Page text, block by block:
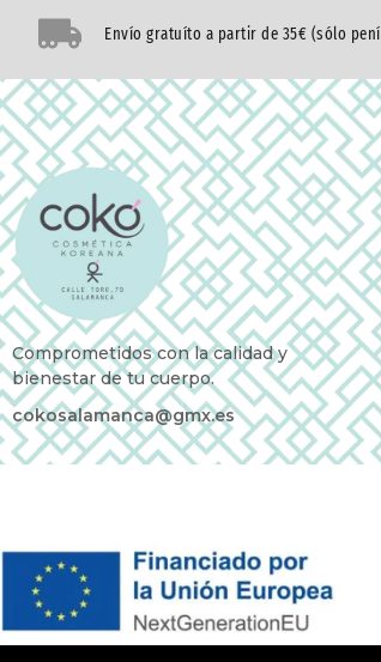
Envío gratuíto a partir de 35€ (sólo
Comprometidos con la calidad y
bienestar de tu cuerpo.
cokosalamanca@gmx.es